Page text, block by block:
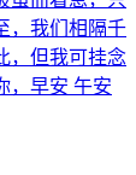
，我们相隔千
，但我可挂念
，早安 午安